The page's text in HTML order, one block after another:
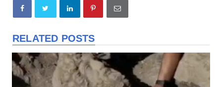
RELATED POSTS